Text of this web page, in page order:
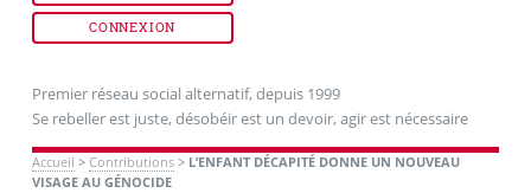
CONNEXION
Premier réseau social alternatif, depuis 1999
Se rebeller est juste, désobéir est un devoir, agir est nécessaire
Accueil > Contributions> L’ENFANT DÉCAPITÉ DONNE UN NOUVEAU
VISAGE AU GÉNOCIDE